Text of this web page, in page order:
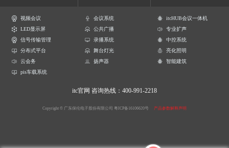
视频会议 会议系统
itcHUB会议一体机
LED显示屏
公共广播
专业扩声
信号传输管理
录播系统
中控系统
分布式平台
舞台灯光
亮化照明
云会务
扬声器
智能建筑
pis车载系统
itc官网 咨询热线：400-991-2218
Copyright © 广东保伦电子股份有限公司 粤ICP备16106620号 产品参数解释声明